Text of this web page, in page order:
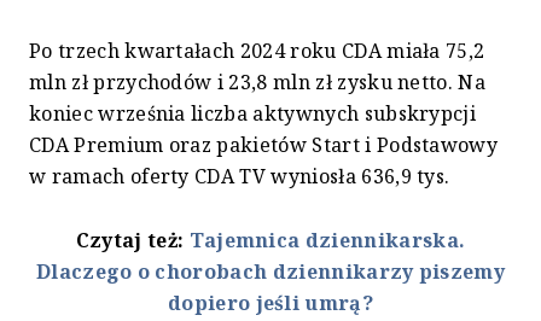
Po trzech kwartałach 2024 roku CDA miała 75,2
mln zł przychodów i 23,8 mln zł zysku netto. Na
koniec września liczba aktywnych subskrypcji
CDA Premium oraz pakietów Start i Podstawowy
w ramach oferty CDA TV wyniosła 636,9 tys.
Czytaj też: Tajemnica dziennikarska.
Dlaczego o chorobach dziennikarzy piszemy
dopiero jeśli umrą?